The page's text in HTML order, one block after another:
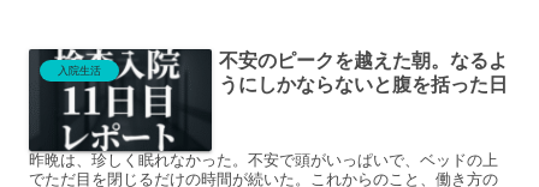
入院生活
不安のピークを越えた朝。なるよ
うにしかならないと腹を括った日
昨晩は、珍しく眠れなかった。不安で頭がいっぱいで、ベッドの上
でただ目を閉じるだけの時間が続いた。これからのこと、働き方の